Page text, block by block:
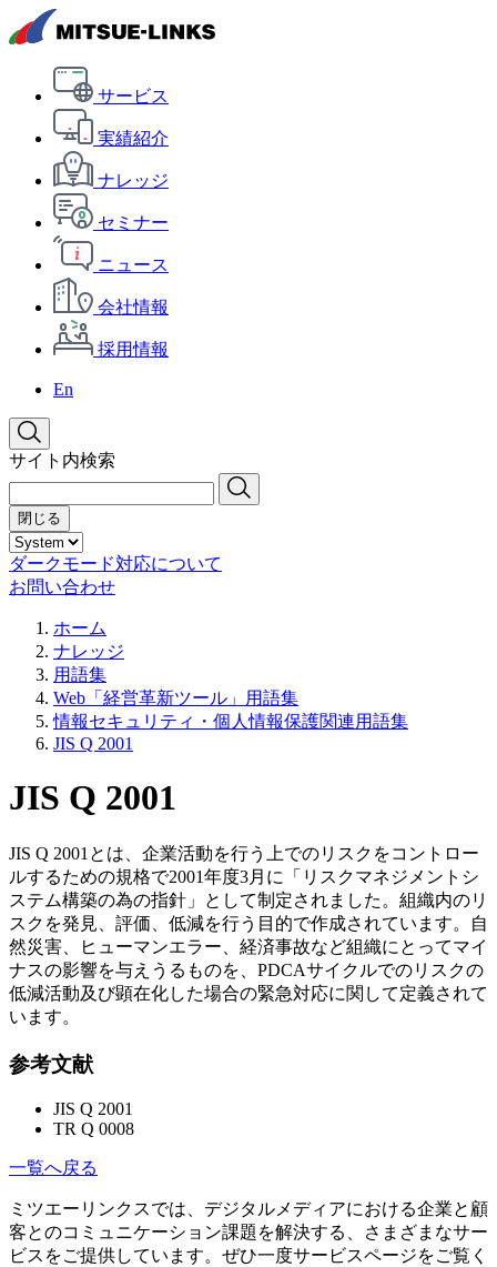
サービス
実績紹介
ナレッジ
セミナー
ニュース
会社情報
採用情報
En
サイト内検索
閉じる
ダークモード対応について
お問い合わせ
ホーム
ナレッジ
用語集
Web「経営革新ツール」用語集
情報セキュリティ・個人情報保護関連用語集
JIS Q 2001
JIS Q 2001
JIS Q 2001とは、企業活動を行う上でのリスクをコントロー
ルするための規格で2001年度3月に「リスクマネジメントシ
ステム構築の為の指針」として制定されました。組織内のリ
スクを発見、評価、低減を行う目的で作成されています。自
然災害、ヒューマンエラー、経済事故など組織にとってマイ
ナスの影響を与えうるものを、PDCAサイクルでのリスクの
低減活動及び顕在化した場合の緊急対応に関して定義されて
います。
参考文献
JIS Q 2001
TR Q 0008
一覧へ戻る
ミツエーリンクスでは、デジタルメディアにおける企業と顧
客とのコミュニケーション課題を解決する、さまざまなサー
ビスをご提供しています。ぜひ一度サービスページをご覧く